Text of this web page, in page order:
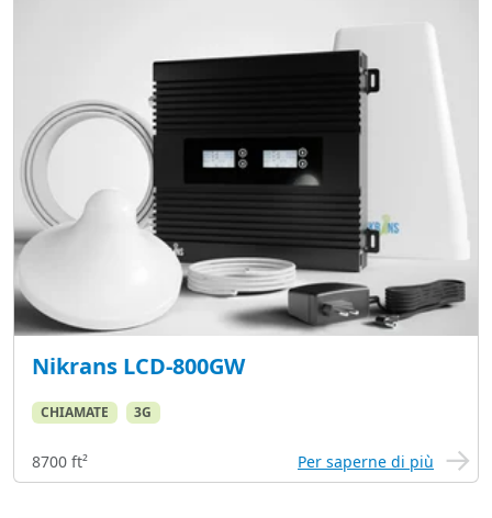
Nikrans LCD-800GW
CHIAMATE 3G
8700 ft² Per saperne di più